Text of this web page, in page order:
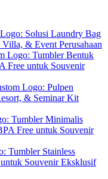
Solusi Laundry Bag
& Event Perusahaan
Logo: Tumbler Bentuk
Free untuk Souvenir
Logo: Pulpen
& Seminar Kit
Tumbler Minimalis
Free untuk Souvenir
Tumbler Stainless
Souvenir Eksklusif